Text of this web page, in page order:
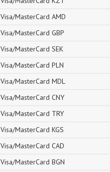
Visa/MasterCard AMD
Visa/MasterCard GBP
Visa/MasterCard SEK
Visa/MasterCard PLN
Visa/MasterCard MDL
Visa/MasterCard CNY
Visa/MasterCard TRY
Visa/MasterCard KGS
Visa/MasterCard CAD
Visa/MasterCard BGN